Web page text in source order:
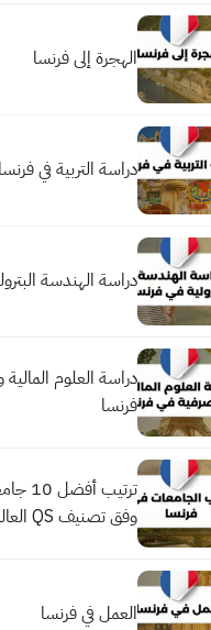
الهجرة إلى فرنسا
دراسة التربية في فرنسا
دراسة الهندسة
دراسة العلوم
فرنسا
ترتيب
وفق تصنيف QS العالمي
العمل في فرنسا